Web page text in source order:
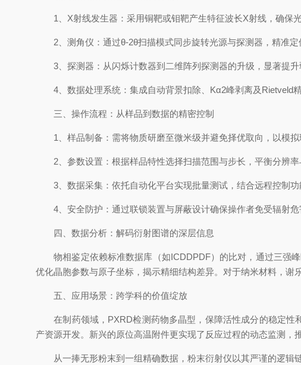
1、X射线发生器：采用铜靶或钼靶产生特征波长X射线，确保光
2、测角仪：通过θ-2θ扫描模式同步旋转光源与探测器，精准定
3、探测器：从闪烁计数器到二维阵列探测器的升级，显著提升
4、数据处理系统：集成自动背景扣除、Kα2峰剥离及Rietveld精
三、操作流程：从样品到数据的精密控制
1、样品制备：需将物质研磨至微米级并避免择优取向，以模拟
2、参数设置：根据样品特性选择扫描范围与步长，平衡分辨率
3、数据采集：依托自动化平台实现批量测试，结合远程控制功
4、安全防护：通过联锁装置与屏蔽设计确保操作者免受辐射危
四、数据分析：解码衍射图谱的深层信息
物相鉴定依赖标准数据库（如ICDDPDF）的比对，通过三强峰
优化晶胞参数与原子坐标，揭示精细结构差异。对于纳米材料，谢
五、应用场景：跨学科的价值绽放
在制药领域，PXRD检测药物多晶型，保障活性成分的稳定性
产资源开发。新兴的原位高温附件更实现了反应过程的动态监测，
从一捧无形粉末到一组精确数据，粉末衍射仪以其严谨的逻辑链